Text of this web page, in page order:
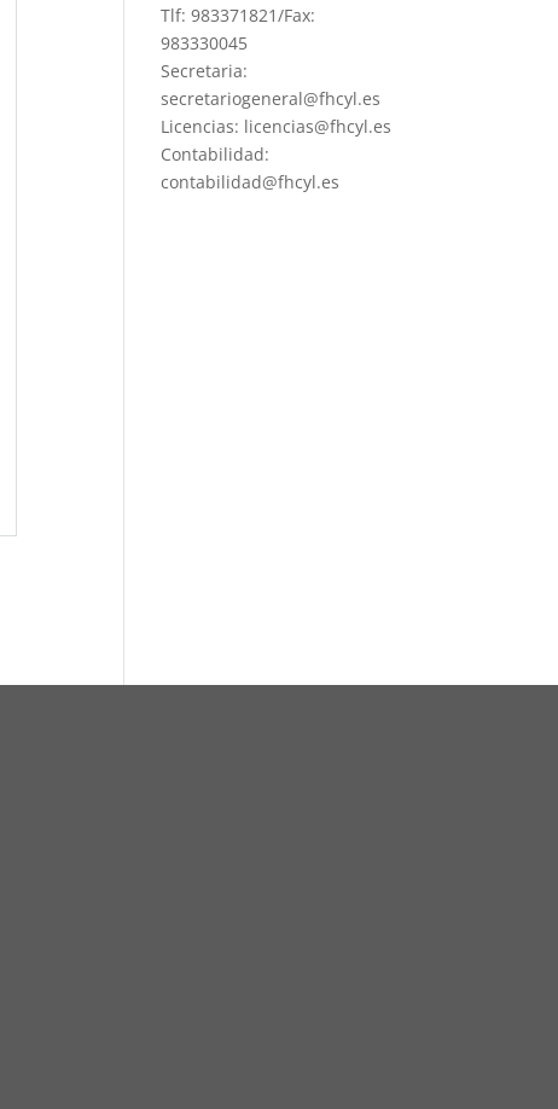
Tlf: 983371821/Fax:
983330045
Secretaria:
secretariogeneral@fhcyl.es
Licencias: licencias@fhcyl.es
Contabilidad:
contabilidad@fhcyl.es